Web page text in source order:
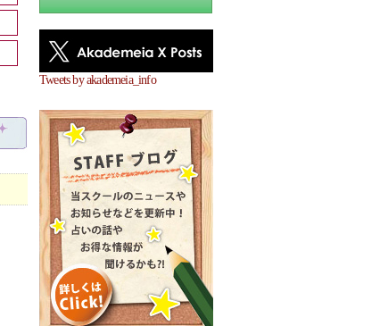
Tweets by akademeia_info